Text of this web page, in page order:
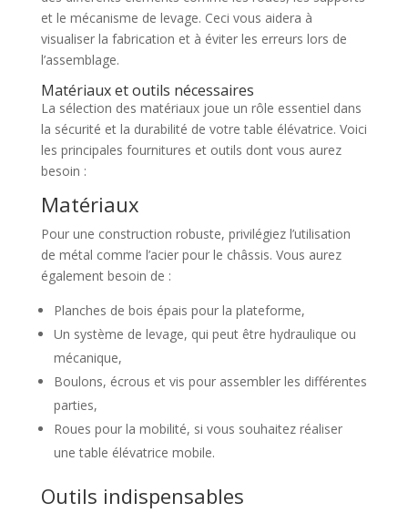
et le mécanisme de levage. Ceci vous aidera à
visualiser la fabrication et à éviter les erreurs lors de
l’assemblage.
Matériaux et outils nécessaires
La sélection des matériaux joue un rôle essentiel dans
la sécurité et la durabilité de votre table élévatrice. Voici
les principales fournitures et outils dont vous aurez
besoin :
Matériaux
Pour une construction robuste, privilégiez l’utilisation
de métal comme l’acier pour le châssis. Vous aurez
également besoin de :
Planches de bois épais pour la plateforme,
Un système de levage, qui peut être hydraulique ou
mécanique,
Boulons, écrous et vis pour assembler les différentes
parties,
Roues pour la mobilité, si vous souhaitez réaliser
une table élévatrice mobile.
Outils indispensables